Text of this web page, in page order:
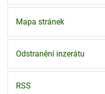
Mapa stránek
Odstranění inzerátu
RSS